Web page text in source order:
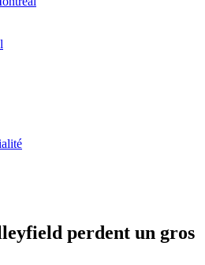
perdent un gros